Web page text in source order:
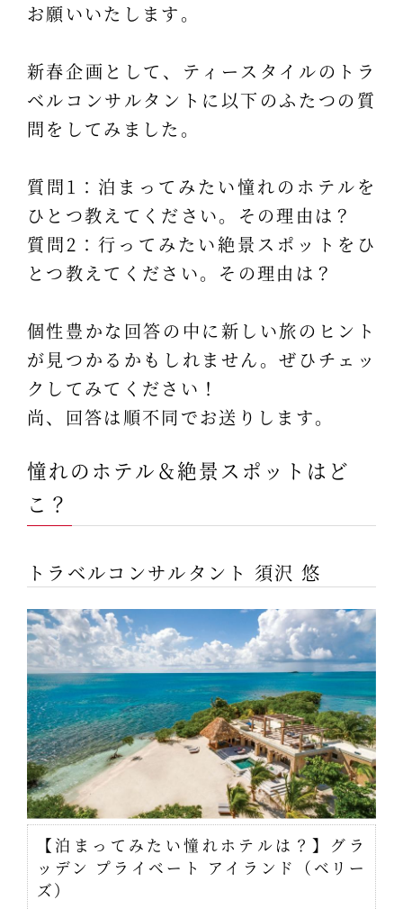
お願いいたします。
新春企画として、ティースタイルのトラ
ベルコンサルタントに以下のふたつの質
問をしてみました。
質問1：泊まってみたい憧れのホテルを
ひとつ教えてください。その理由は？
質問2：行ってみたい絶景スポットをひ
とつ教えてください。その理由は？
個性豊かな回答の中に新しい旅のヒント
が見つかるかもしれません。ぜひチェッ
クしてみてください！
尚、回答は順不同でお送りします。
憧れのホテル＆絶景スポットはど
こ？
トラベルコンサルタント 須沢 悠
【泊まってみたい憧れホテルは？】グラ
ッデン プライベート アイランド（ベリー
ズ）